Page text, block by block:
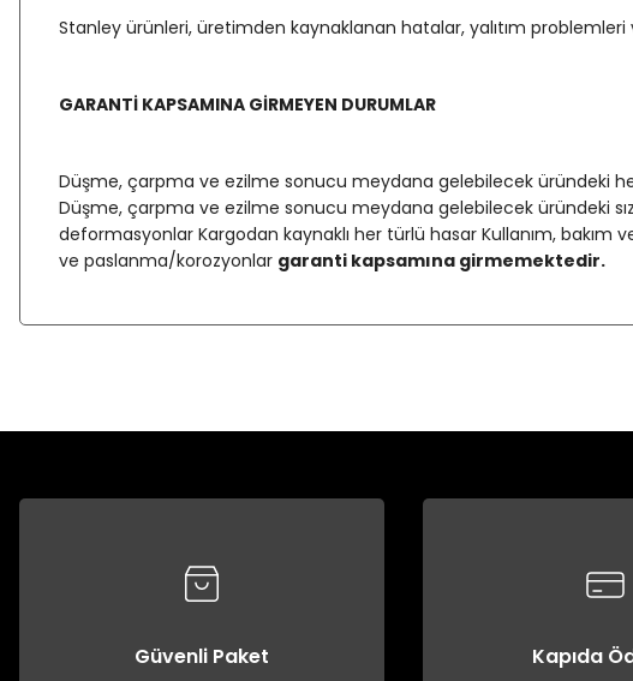
Stanley ürünleri, üretimden kaynaklanan hatalar, yalıtım
GARANTİ KAPSAMINA GİRMEYEN DURUMLAR
Düşme, çarpma ve ezilme sonucu meydana gelebilecek üründeki
Düşme, çarpma ve ezilme sonucu meydana gelebilecek üründeki
deformasyonlar Kargodan kaynaklı her türlü hasar Kullanım, bakım
ve paslanma/korozyonlar garanti kapsamına girmemektedir.
Güvenli Paket Kapıda